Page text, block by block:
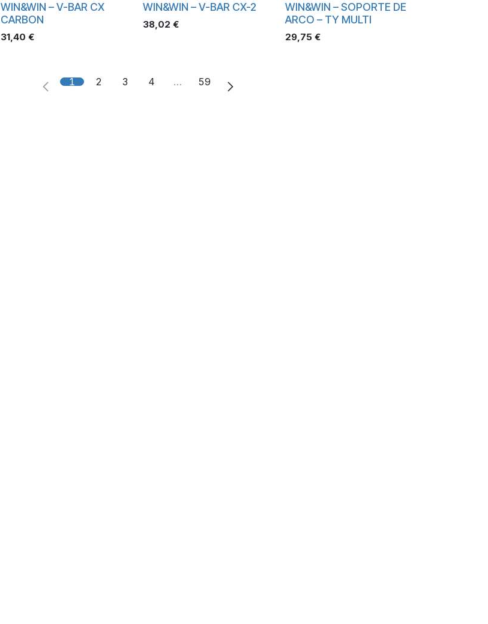
WIN&WIN – V-BAR CX
CARBON
31,40 €
WIN&WIN – V-BAR CX-2
38,02 €
WIN&WIN – SOPORTE DE
ARCO – TY MULTI
29,75 €
1 2 3 4 … 59